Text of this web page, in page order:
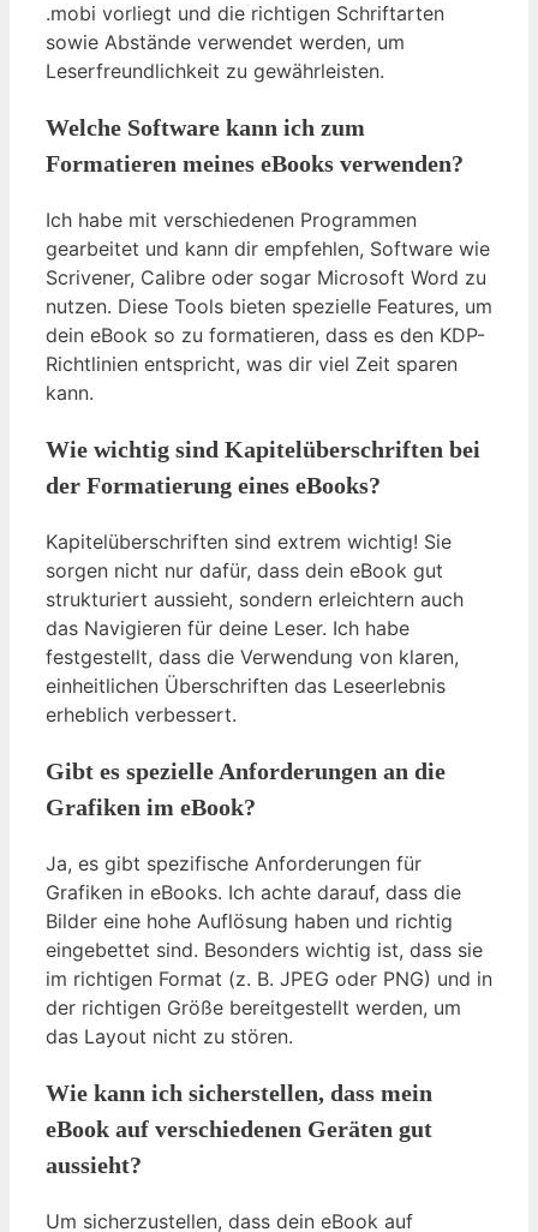
.mobi vorliegt und die richtigen Schriftarten
sowie Abstände verwendet werden, um
Leserfreundlichkeit zu gewährleisten.
Welche Software kann ich zum
Formatieren meines eBooks verwenden?
Ich habe mit verschiedenen Programmen
gearbeitet und kann dir empfehlen, Software wie
Scrivener, Calibre oder sogar Microsoft Word zu
nutzen. Diese Tools bieten spezielle Features, um
dein eBook so zu formatieren, dass es den KDP-
Richtlinien entspricht, was dir viel Zeit sparen
kann.
Wie wichtig sind Kapitelüberschriften bei
der Formatierung eines eBooks?
Kapitelüberschriften sind extrem wichtig! Sie
sorgen nicht nur dafür, dass dein eBook gut
strukturiert aussieht, sondern erleichtern auch
das Navigieren für deine Leser. Ich habe
festgestellt, dass die Verwendung von klaren,
einheitlichen Überschriften das Leseerlebnis
erheblich verbessert.
Gibt es spezielle Anforderungen an die
Grafiken im eBook?
Ja, es gibt spezifische Anforderungen für
Grafiken in eBooks. Ich achte darauf, dass die
Bilder eine hohe Auflösung haben und richtig
eingebettet sind. Besonders wichtig ist, dass sie
im richtigen Format (z. B. JPEG oder PNG) und in
der richtigen Größe bereitgestellt werden, um
das Layout nicht zu stören.
Wie kann ich sicherstellen, dass mein
eBook auf verschiedenen Geräten gut
aussieht?
Um sicherzustellen, dass dein eBook auf